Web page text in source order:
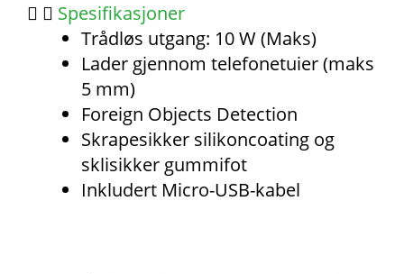
Spesifikasjoner
Trådløs utgang: 10 W (Maks)
Lader gjennom telefonetuier (maks
5 mm)
Foreign Objects Detection
Skrapesikker silikoncoating og
sklisikker gummifot
Inkludert Micro-USB-kabel